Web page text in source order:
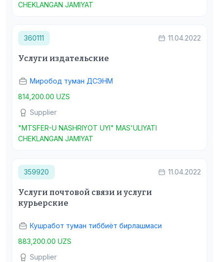
CHEKLANGAN JAMIYAT
360111 11.04.2022
Услуги издательские
Миробод туман ДСЭНМ
814,200.00 UZS
Supplier
"MTSFER-U NASHRIYOT UYI" MAS'ULIYATI
CHEKLANGAN JAMIYAT
359920 11.04.2022
Услуги почтовой связи и услуги
курьерские
Кушработ туман тиббиёт бирлашмаси
883,200.00 UZS
Supplier